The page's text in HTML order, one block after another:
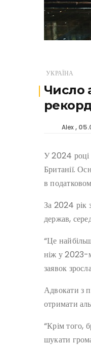
УКРАЇНА
Число
Alex
У 2024 році
Британії.
в
За 2024 рік
держав,
“Це
ніж у 2023-
заявок
Адвокати з
отримати
“Крім того,
шукати